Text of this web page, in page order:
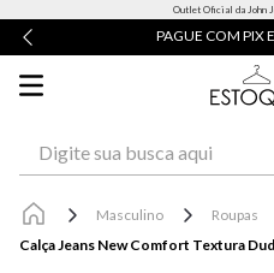
Outlet Oficial da John
PAGUE COM PIX
Masculino Roupas